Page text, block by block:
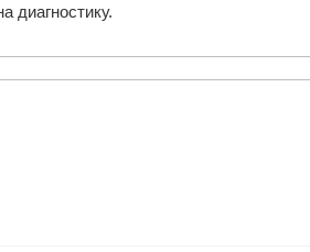
диагностику.